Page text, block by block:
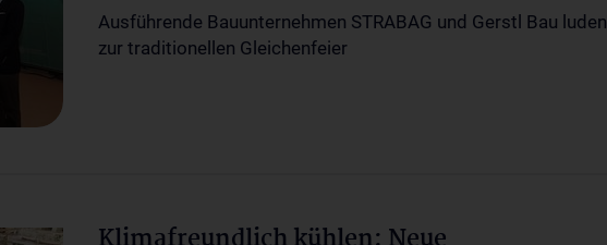
Ausführende Bauunternehmen STRABAG und Gerstl Bau luden
zur traditionellen Gleichenfeier